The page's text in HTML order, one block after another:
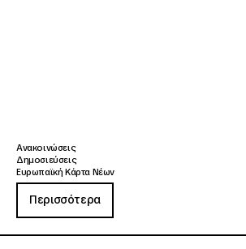
Ανακοινώσεις
Δημοσιεύσεις
Ευρωπαϊκή Κάρτα Νέων
Περισσότερα